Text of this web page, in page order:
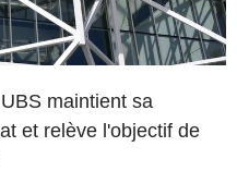
maintient sa
et relève l'objectif de